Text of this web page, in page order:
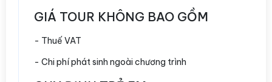
GIÁ TOUR KHÔNG BAO GỒM
- Thuế VAT
- Chi phí phát sinh ngoài chương trình